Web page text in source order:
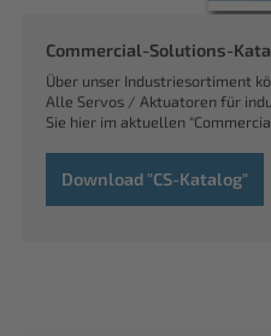
Commercial-Solutions-
Über unser Industriesortiment
Alle Servos / Aktuatoren für
Sie hier im aktuellen
Download "CS-Katalog"